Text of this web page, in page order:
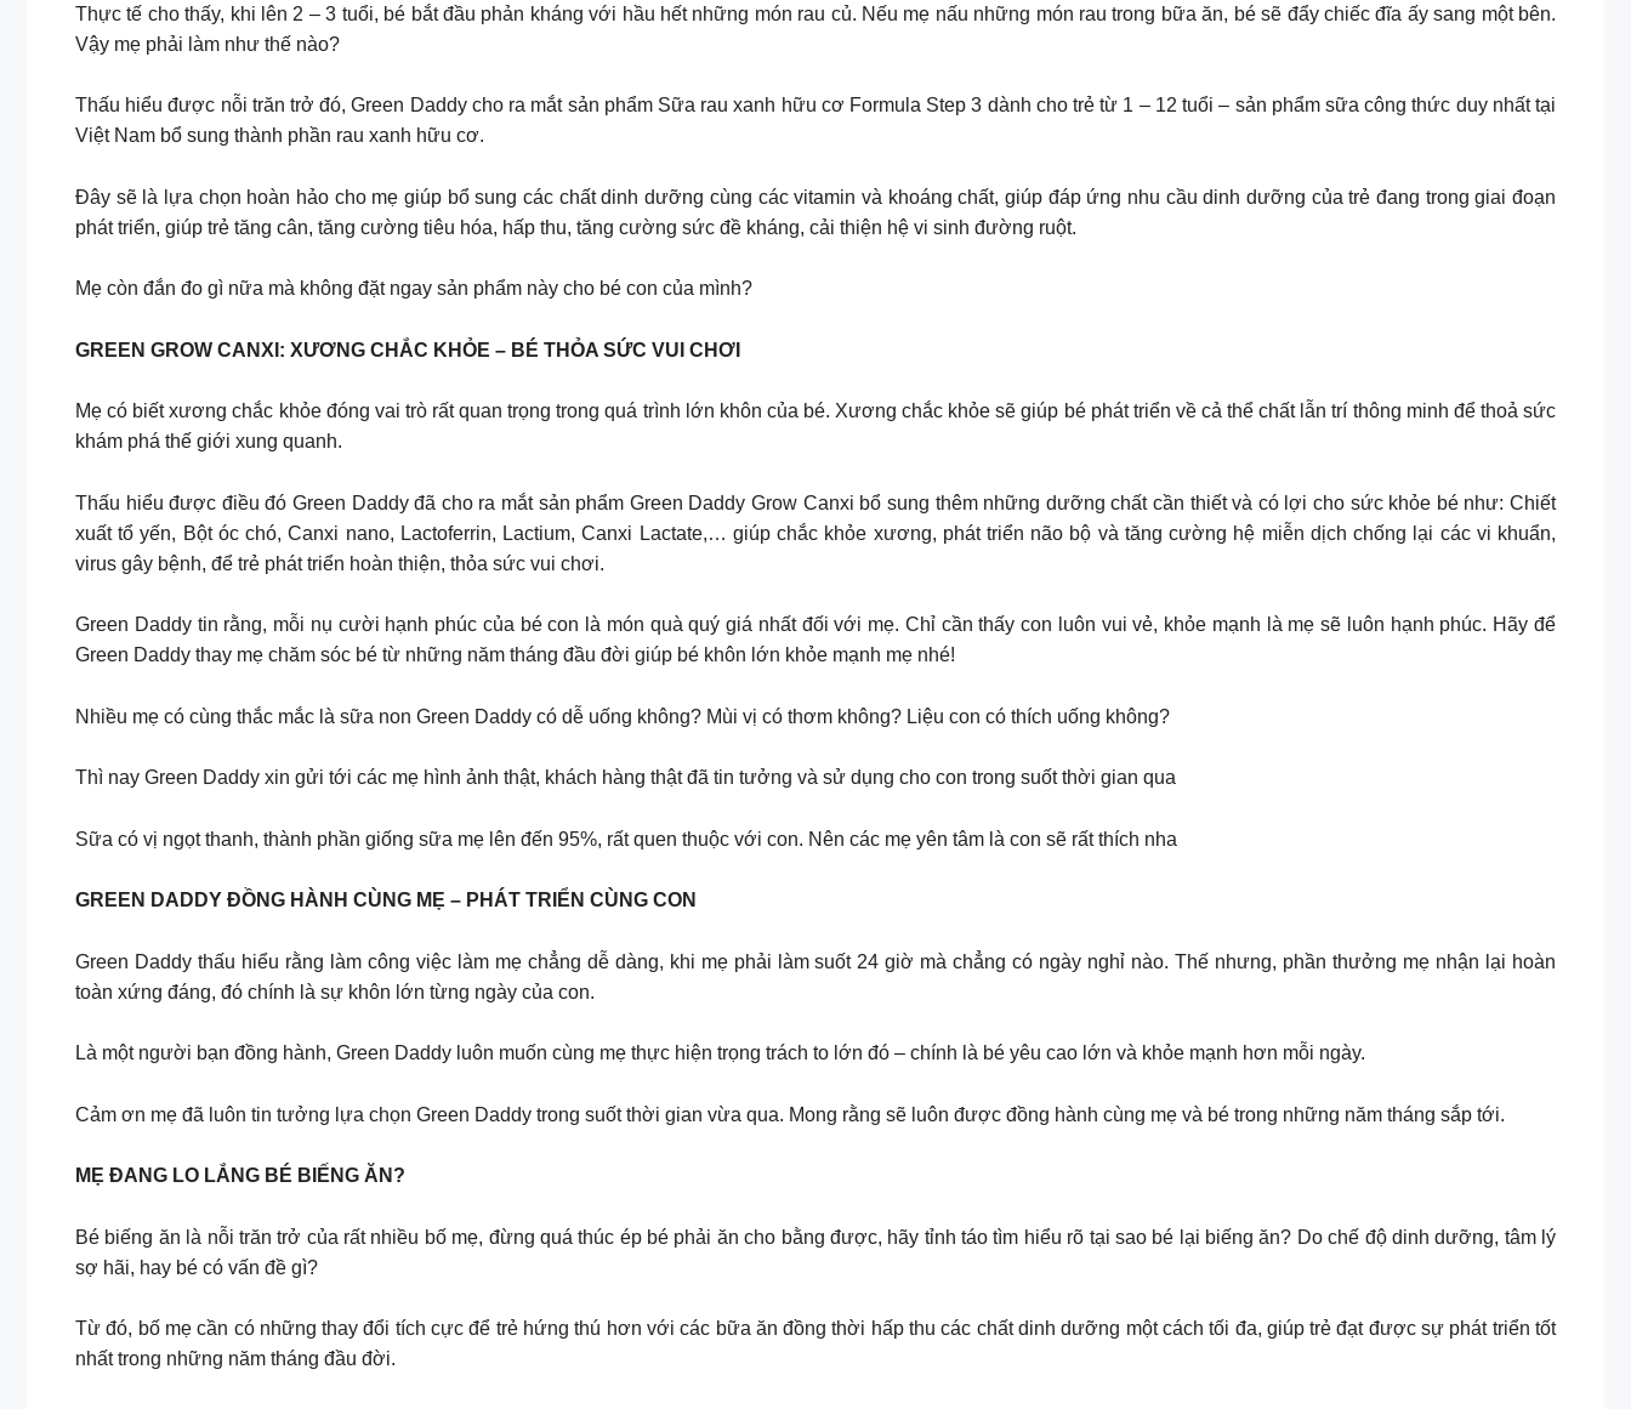
Thực tế cho thấy, khi lên 2 – 3 tuổi, bé bắt đầu phản kháng với hầu hết những món rau củ. Nếu mẹ nấu những món rau trong bữa ăn, bé sẽ đẩy chiếc đĩa ấy sang một bên.
Vậy mẹ phải làm như thế nào?
Thấu hiểu được nỗi trăn trở đó, Green Daddy cho ra mắt sản phẩm Sữa rau xanh hữu cơ Formula Step 3 dành cho trẻ từ 1 – 12 tuổi – sản phẩm sữa công thức duy nhất tại
Việt Nam bổ sung thành phần rau xanh hữu cơ.
Đây sẽ là lựa chọn hoàn hảo cho mẹ giúp bổ sung các chất dinh dưỡng cùng các vitamin và khoáng chất, giúp đáp ứng nhu cầu dinh dưỡng của trẻ đang trong giai đoạn
phát triển, giúp trẻ tăng cân, tăng cường tiêu hóa, hấp thu, tăng cường sức đề kháng, cải thiện hệ vi sinh đường ruột.
Mẹ còn đắn đo gì nữa mà không đặt ngay sản phẩm này cho bé con của mình?
GREEN GROW CANXI: XƯƠNG CHẮC KHỎE – BÉ THỎA SỨC VUI CHƠI
Mẹ có biết xương chắc khỏe đóng vai trò rất quan trọng trong quá trình lớn khôn của bé. Xương chắc khỏe sẽ giúp bé phát triển về cả thể chất lẫn trí thông minh để thoả sức
khám phá thế giới xung quanh.
Thấu hiểu được điều đó Green Daddy đã cho ra mắt sản phẩm Green Daddy Grow Canxi bổ sung thêm những dưỡng chất cần thiết và có lợi cho sức khỏe bé như: Chiết
xuất tổ yến, Bột óc chó, Canxi nano, Lactoferrin, Lactium, Canxi Lactate,… giúp chắc khỏe xương, phát triển não bộ và tăng cường hệ miễn dịch chống lại các vi khuẩn,
virus gây bệnh, để trẻ phát triển hoàn thiện, thỏa sức vui chơi.
Green Daddy tin rằng, mỗi nụ cười hạnh phúc của bé con là món quà quý giá nhất đối với mẹ. Chỉ cần thấy con luôn vui vẻ, khỏe mạnh là mẹ sẽ luôn hạnh phúc. Hãy để
Green Daddy thay mẹ chăm sóc bé từ những năm tháng đầu đời giúp bé khôn lớn khỏe mạnh mẹ nhé!
Nhiều mẹ có cùng thắc mắc là sữa non Green Daddy có dễ uống không? Mùi vị có thơm không? Liệu con có thích uống không?
Thì nay Green Daddy xin gửi tới các mẹ hình ảnh thật, khách hàng thật đã tin tưởng và sử dụng cho con trong suốt thời gian qua
Sữa có vị ngọt thanh, thành phần giống sữa mẹ lên đến 95%, rất quen thuộc với con. Nên các mẹ yên tâm là con sẽ rất thích nha
GREEN DADDY ĐỒNG HÀNH CÙNG MẸ – PHÁT TRIỂN CÙNG CON
Green Daddy thấu hiểu rằng làm công việc làm mẹ chẳng dễ dàng, khi mẹ phải làm suốt 24 giờ mà chẳng có ngày nghỉ nào. Thế nhưng, phần thưởng mẹ nhận lại hoàn
toàn xứng đáng, đó chính là sự khôn lớn từng ngày của con.
Là một người bạn đồng hành, Green Daddy luôn muốn cùng mẹ thực hiện trọng trách to lớn đó – chính là bé yêu cao lớn và khỏe mạnh hơn mỗi ngày.
Cảm ơn mẹ đã luôn tin tưởng lựa chọn Green Daddy trong suốt thời gian vừa qua. Mong rằng sẽ luôn được đồng hành cùng mẹ và bé trong những năm tháng sắp tới.
MẸ ĐANG LO LẮNG BÉ BIẾNG ĂN?
Bé biếng ăn là nỗi trăn trở của rất nhiều bố mẹ, đừng quá thúc ép bé phải ăn cho bằng được, hãy tỉnh táo tìm hiểu rõ tại sao bé lại biếng ăn? Do chế độ dinh dưỡng, tâm lý
sợ hãi, hay bé có vấn đề gì?
Từ đó, bố mẹ cần có những thay đổi tích cực để trẻ hứng thú hơn với các bữa ăn đồng thời hấp thu các chất dinh dưỡng một cách tối đa, giúp trẻ đạt được sự phát triển tốt
nhất trong những năm tháng đầu đời.